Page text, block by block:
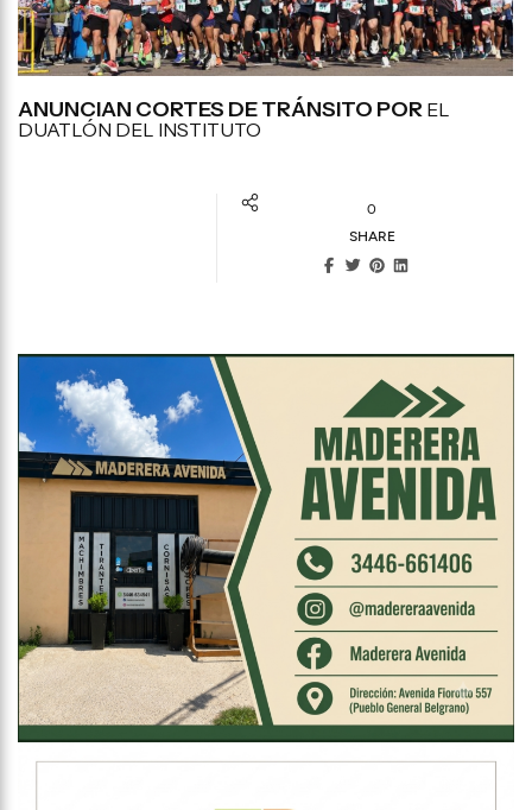
ANUNCIAN CORTES DE TRÁNSITO POR EL
DUATLÓN DEL INSTITUTO
0
SHARE